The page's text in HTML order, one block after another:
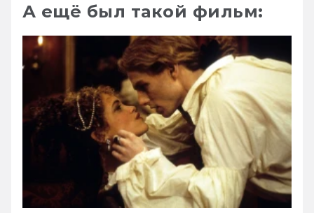
А ещё был такой фильм: